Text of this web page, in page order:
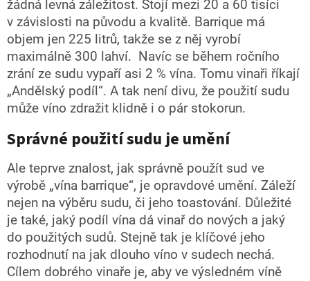
žádná levná záležitost. Stojí mezi 20 a 60 tisíci
v závislosti na původu a kvalitě. Barrique má
objem jen 225 litrů, takže se z něj vyrobí
maximálně 300 lahví. Navíc se během ročního
zrání ze sudu vypaří asi 2 % vína. Tomu vinaři říkají
„Andělský podíl“. A tak není divu, že použití sudu
může víno zdražit klidně i o pár stokorun.
Správné použití sudu je umění
Ale teprve znalost, jak správně použít sud ve
výrobě „vína barrique“, je opravdové umění. Záleží
nejen na výběru sudu, či jeho toastování. Důležité
je také, jaký podíl vína dá vinař do nových a jaký
do použitých sudů. Stejně tak je klíčové jeho
rozhodnutí na jak dlouho víno v sudech nechá.
Cílem dobrého vinaře je, aby ve výsledném víně